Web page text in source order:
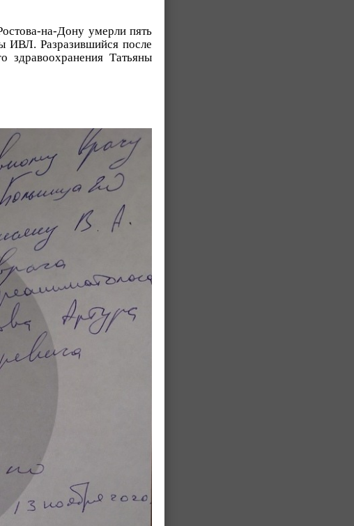
на-Дону умерли пять
ИВЛ. Разразившийся после
здравоохранения Татьяны